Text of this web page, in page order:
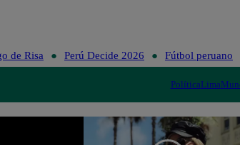
de Risa Perú Decide 2026 Fútbol peruano
PolíticaLima